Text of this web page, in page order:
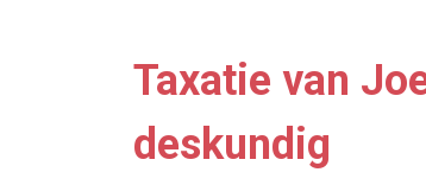
Taxatie van
deskundig